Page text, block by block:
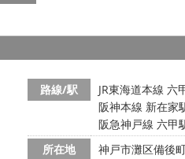
路線/駅
JR東海道本線 六
阪神本線 新在家
阪急神戸線 六甲
所在地
神戸市灘区備後